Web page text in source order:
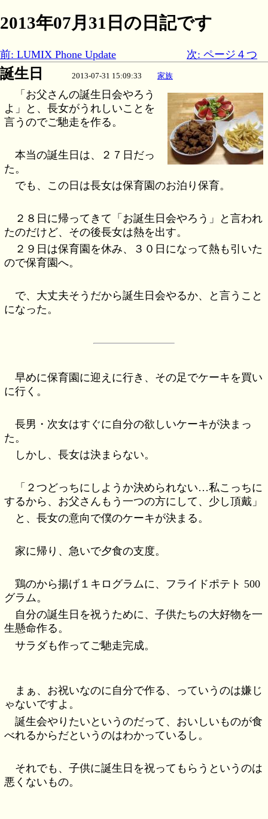
2013年07月31日の日記です
前: LUMIX Phone Update 次: ページ４つ
誕生日 2013-07-31 15:09:33 家族
「お父さんの誕生日会やろう
よ」と、長女がうれしいことを
言うのでご馳走を作る。
本当の誕生日は、２７日だっ
た。
でも、この日は長女は保育園のお泊り保育。
２８日に帰ってきて「お誕生日会やろう」と言われ
たのだけど、その後長女は熱を出す。
２９日は保育園を休み、３０日になって熱も引いた
ので保育園へ。
で、大丈夫そうだから誕生日会やるか、と言うこと
になった。
早めに保育園に迎えに行き、その足でケーキを買い
に行く。
長男・次女はすぐに自分の欲しいケーキが決まっ
た。
しかし、長女は決まらない。
「２つどっちにしようか決められない…私こっちに
するから、お父さんもう一つの方にして、少し頂戴」
と、長女の意向で僕のケーキが決まる。
家に帰り、急いで夕食の支度。
鶏のから揚げ１キログラムに、フライドポテト 500
グラム。
自分の誕生日を祝うために、子供たちの大好物を一
生懸命作る。
サラダも作ってご馳走完成。
まぁ、お祝いなのに自分で作る、っていうのは嫌じ
ゃないですよ。
誕生会やりたいというのだって、おいしいものが食
べれるからだというのはわかっているし。
それでも、子供に誕生日を祝ってもらうというのは
悪くないもの。